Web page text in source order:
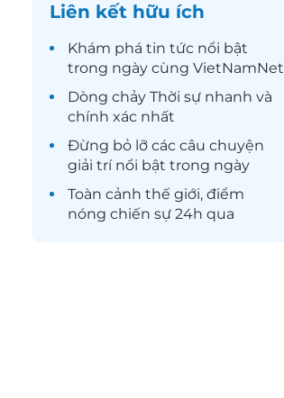
Liên kết hữu ích
Khám phá tin tức nổi bật
trong ngày cùng VietNamNet
Dòng chảy Thời sự nhanh và
chính xác nhất
Đừng bỏ lỡ các câu chuyện
giải trínổi bật trong ngày
Toàn cảnh thế giới, điểm
nóng chiến sự 24h qua